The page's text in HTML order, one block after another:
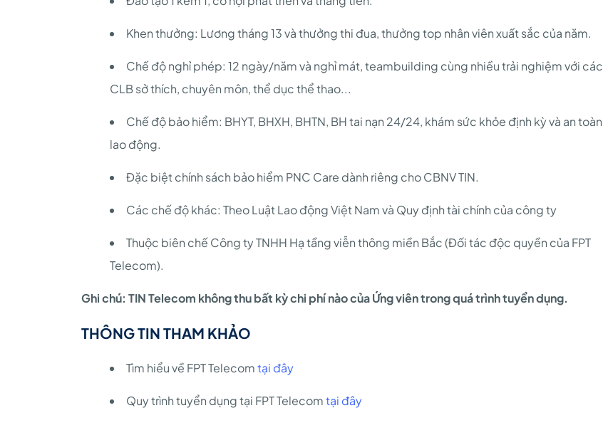
Khen thưởng: Lương tháng 13 và thưởng thi đua, thưởng top nhân viên xuất sắc của năm.
Chế độ nghỉ phép: 12 ngày/năm và nghỉ mát, teambuilding cùng nhiều trải nghiệm với các
CLB sở thích, chuyên môn, thể dục thể thao...
Chế độ bảo hiểm: BHYT, BHXH, BHTN, BH tai nạn 24/24, khám sức khỏe định kỳ và an toàn
lao động.
Đặc biệt chính sách bảo hiểm PNC Care dành riêng cho CBNV TIN.
Các chế độ khác: Theo Luật Lao động Việt Nam và Quy định tài chính của công ty
Thuộc biên chế Công ty TNHH Hạ tầng viễn thông miền Bắc (Đối tác độc quyền của FPT
Telecom).
Ghi chú: TIN Telecom không thu bất kỳ chi phí nào của Ứng viên trong quá trình tuyển dụng.
THÔNG TIN THAM KHẢO
Tìm hiểu về FPT Telecomtại đây
Quy trình tuyển dụng tại FPT Telecomtại đây